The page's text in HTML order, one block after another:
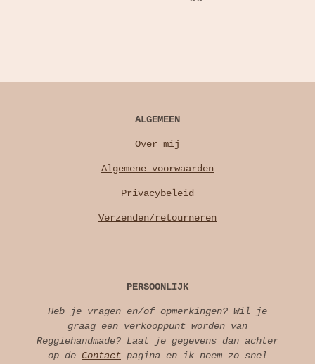
ALGEMEEN
Over mij
Algemene voorwaarden
Privacybeleid
Verzenden/retourneren
PERSOONLIJK
Heb je vragen en/of opmerkingen? Wil je
graag een verkooppunt worden van
Reggiehandmade? Laat je gegevens dan achter
op de Contact pagina en ik neem zo snel